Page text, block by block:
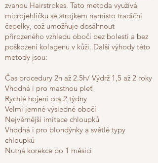
zvanou Hairstrokes. Tato metoda využívá
microjehličku se strojkem namísto tradiční
čepelky, což umožňuje dosáhnout
přirozeného vzhledu obočí bez bolesti a bez
poškození kolagenu v kůži. Další výhody této
metody jsou:
Čas procedury 2h až 2.5h/ Výdrž 1,5 až 2 roky
Vhodná i pro mastnou pleť
Rychlé hojení cca 2 týdny
Velmi jemné výsledné obočí
Nejvěrnější imitace chloupků
Vhodná i pro blondýnky a světlé typy
chloupků
Nutná korekce po 1 měsíci